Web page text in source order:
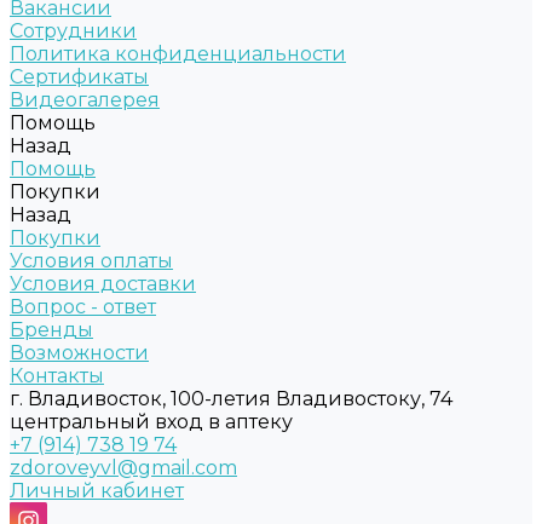
Вакансии
Сотрудники
Политика конфиденциальности
Сертификаты
Видеогалерея
Помощь
Назад
Помощь
Покупки
Назад
Покупки
Условия оплаты
Условия доставки
Вопрос - ответ
Бренды
Возможности
Контакты
г. Владивосток, 100-летия Владивостоку, 74
центральный вход в аптеку
+7 (914) 738 19 74
zdoroveyvl@gmail.com
Личный кабинет